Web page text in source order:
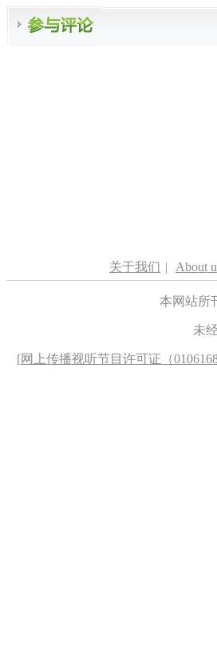
关于我们 | About
本网站所
未
[网上传播视听节目许可证（0106168